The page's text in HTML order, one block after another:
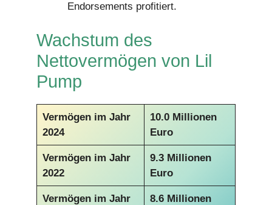
Endorsements profitiert.
Wachstum des
Nettovermögen von Lil
Pump
Vermögen im Jahr
2024
10.0 Millionen
Euro
Vermögen im Jahr
2022
9.3 Millionen
Euro
Vermögen im Jahr
8.6 Millionen